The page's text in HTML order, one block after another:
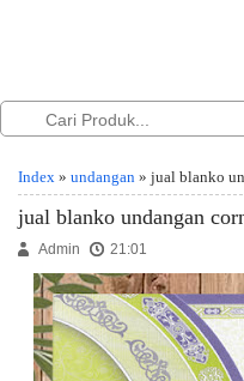
Index » undangan » jual blanko
jual blanko undangan
Admin 21:01